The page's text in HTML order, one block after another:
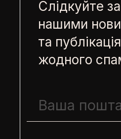
Слідкуйте за
нашими
та
жодного